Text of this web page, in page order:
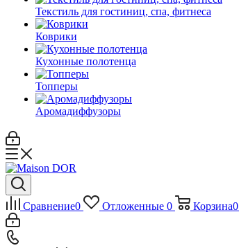
Текстиль для гостиниц, спа, фитнеса
Коврики
Кухонные полотенца
Топперы
Аромадиффузоры
Сравнение0 Отложенные 0 Корзина0